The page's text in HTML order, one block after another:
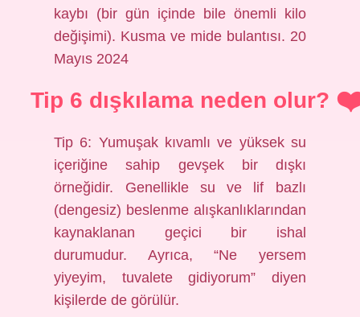
kaybı (bir gün içinde bile önemli kilo
değişimi). Kusma ve mide bulantısı. 20
Mayıs 2024
Tip 6 dışkılama neden olur?
Tip 6: Yumuşak kıvamlı ve yüksek su
içeriğine sahip gevşek bir dışkı
örneğidir. Genellikle su ve lif bazlı
(dengesiz) beslenme alışkanlıklarından
kaynaklanan geçici bir ishal
durumudur. Ayrıca, “Ne yersem
yiyeyim, tuvalete gidiyorum” diyen
kişilerde de görülür.